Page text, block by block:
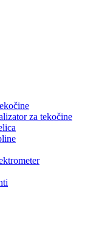
za tekočine